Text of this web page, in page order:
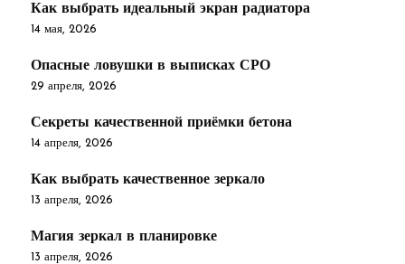
Как выбрать идеальный экран радиатора
14 мая, 2026
Опасные ловушки в выписках СРО
29 апреля, 2026
Секреты качественной приёмки бетона
14 апреля, 2026
Как выбрать качественное зеркало
13 апреля, 2026
Магия зеркал в планировке
13 апреля, 2026